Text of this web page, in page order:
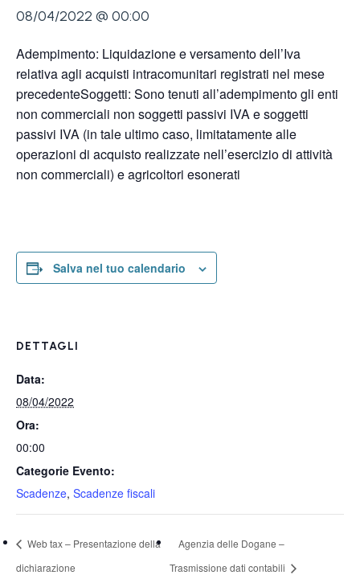
08/04/2022 @ 00:00
Adempimento: Liquidazione e versamento dell’Iva
relativa agli acquisti intracomunitari registrati nel mese
precedenteSoggetti: Sono tenuti all’adempimento gli enti
non commerciali non soggetti passivi IVA e soggetti
passivi IVA (in tale ultimo caso, limitatamente alle
operazioni di acquisto realizzate nell’esercizio di attività
non commerciali) e agricoltori esonerati
Salva nel tuo calendario
DETTAGLI
Data:
08/04/2022
Ora:
00:00
Categorie Evento:
Scadenze, Scadenze fiscali
Web tax – Presentazione della
dichiarazione
Agenzia delle Dogane –
Trasmissione dati contabili